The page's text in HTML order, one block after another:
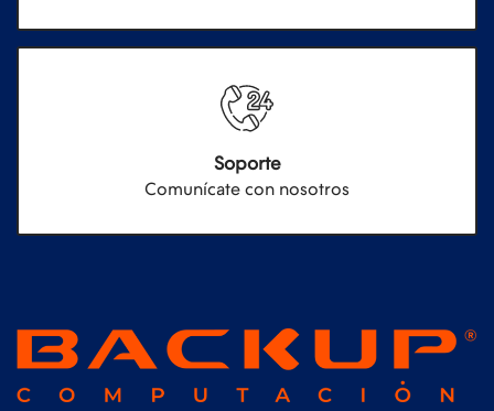
Soporte
Comunícate con nosotros